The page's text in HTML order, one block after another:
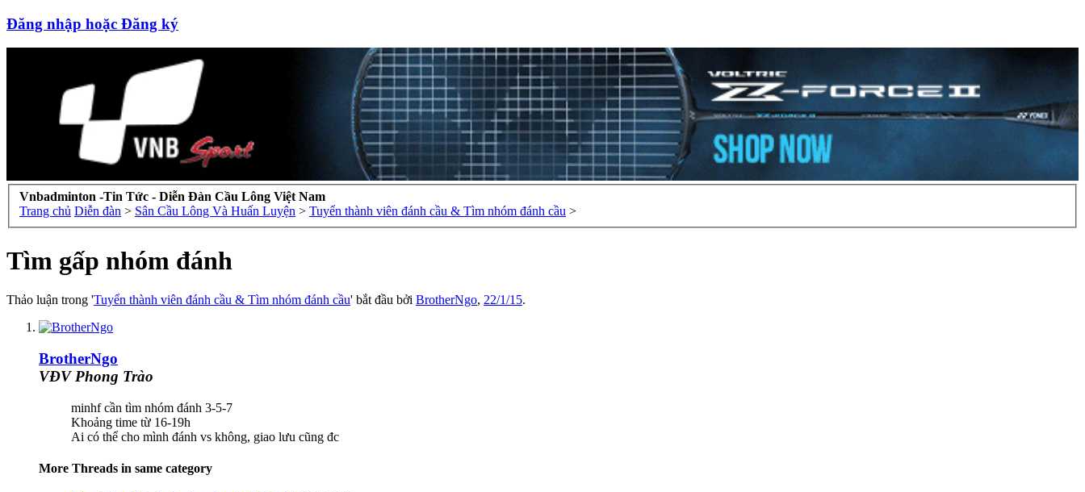
Đăng nhập hoặc Đăng ký
Vnbadminton -Tin Tức - Diễn Đàn Cầu Lông Việt Nam
Trang chủ Diễn đàn > Sân Cầu Lông Và Huấn Luyện > Tuyển thành viên đánh cầu & Tìm nhóm đánh cầu >
Tìm gấp nhóm đánh
Thảo luận trong 'Tuyển thành viên đánh cầu & Tìm nhóm đánh cầu' bắt đầu bởi BrotherNgo, 22/1/15.
BrotherNgo
VĐV Phong Trào
minhf cần tìm nhóm đánh 3-5-7
Khoảng time từ 16-19h
Ai có thể cho mình đánh vs không, giao lưu cũng đc
More Threads in same category